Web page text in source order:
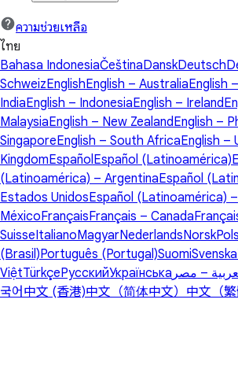
ความช่วยเหลือ
ไทย
Bahasa IndonesiaČeštinaDanskDeutsch
SchweizEnglishEnglish – AustraliaEnglish
IndiaEnglish – IndonesiaEnglish – Ireland
MalaysiaEnglish – New ZealandEnglish –
SingaporeEnglish – South AfricaEnglish –
KingdomEspañol Español (Latinoamérica)
(Latinoamérica) – ArgentinaEspañol
Estados UnidosEspañol (Latinoamérica) –
MéxicoFrançaisFrançais – Canada
SuisseItalianoMagyarNederlandsNorsk
(Brasil)Português (Portugal)SuomiSvenska
ViệtTürkçeРусскийУкраїнська – مصر
국어 中文 (香港)中文（简体中文） 中文（繁